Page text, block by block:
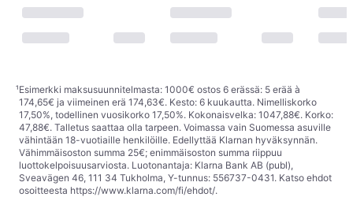
¹Esimerkki maksusuunnitelmasta: 1000€ ostos 6 erässä: 5 erää à
174,65€ ja viimeinen erä 174,63€. Kesto: 6 kuukautta. Nimelliskorko
17,50%, todellinen vuosikorko 17,50%. Kokonaisvelka: 1047,88€. Korko:
47,88€. Talletus saattaa olla tarpeen. Voimassa vain Suomessa asuville
vähintään 18-vuotiaille henkilöille. Edellyttää Klarnan hyväksynnän.
Vähimmäisoston summa 25€; enimmäisoston summa riippuu
luottokelpoisuusarviosta. Luotonantaja: Klarna Bank AB (publ),
Sveavägen 46, 111 34 Tukholma, Y-tunnus: 556737-0431. Katso ehdot
osoitteesta https://www.klarna.com/fi/ehdot/.